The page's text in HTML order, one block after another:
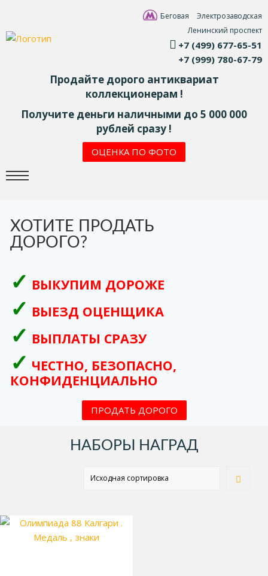
Беговая
Электрозаводская
Ленинский проспект
+7 (499) 677-65-51
+7 (999) 780-67-79
Продайте дорого антиквариат
коллекционерам !
Получите деньги наличными до 5 000 000
рублей сразу !
ОЦЕНКА ПО ФОТО
ХОТИТЕ ПРОДАТЬ
ДОРОГО?
ВЫКУПИМ ДОРОЖЕ
ВЫЕЗД ОЦЕНЩИКА
ВЫПЛАТЫ СРАЗУ
ЧЕСТНО, БЕЗОПАСНО,
КОНФИДЕНЦИАЛЬНО
ПРОДАТЬ ДОРОГО
НАБОРЫ НАГРАД